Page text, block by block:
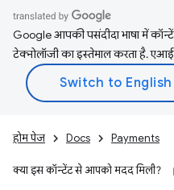
Google आपकी पसंदीदा भाषा में
टेक्नोलॉजी का इस्तेमाल करता है.
होम पेज Docs Payments
क्या इस कॉन्टेंट से आपको मदद मिली?